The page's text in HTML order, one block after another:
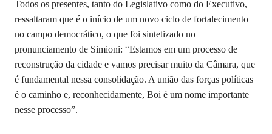
Todos os presentes, tanto do Legislativo como do Executivo,
ressaltaram que é o início de um novo ciclo de fortalecimento
no campo democrático, o que foi sintetizado no
pronunciamento de Simioni: “Estamos em um processo de
reconstrução da cidade e vamos precisar muito da Câmara, que
é fundamental nessa consolidação. A união das forças políticas
é o caminho e, reconhecidamente, Boi é um nome importante
nesse processo”.